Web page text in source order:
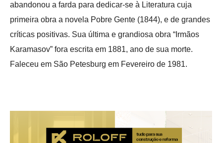
abandonou a farda para dedicar-se à Literatura cuja
primeira obra a novela Pobre Gente (1844), e de grandes
críticas positivas. Sua última e grandiosa obra “Irmãos
Karamasov” fora escrita em 1881, ano de sua morte.
Faleceu em São Petesburg em Fevereiro de 1981.